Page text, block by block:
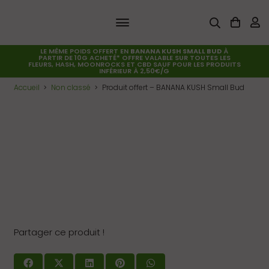
LE MÊME POIDS OFFERT EN BANANA KUSH SMALL BUD À
PARTIR DE 10G ACHETÉ* OFFRE VALABLE SUR TOUTES LES
FLEURS, HASH, MOONROCKS ET CBD SAUF POUR LES PRODUITS
INFÉRIEUR À 2,50€/G
Accueil Non classé Produit offert – BANANA KUSH Small Bud
Partager ce produit !